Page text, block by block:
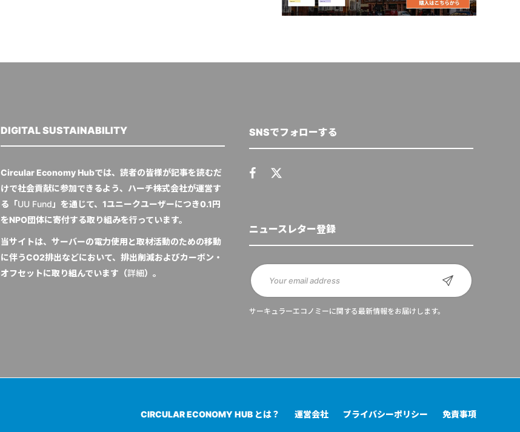
DIGITAL SUSTAINABILITY
Circular Economy Hubでは、読者の皆様が記事を読むだ
けで社会貢献に参加できるよう、ハーチ株式会社が運営す
る「UU Fund」を通じて、1ユニークユーザーにつき0.1円
をNPO団体に寄付する取り組みを行っています。
当サイトは、サーバーの電力使用と取材活動のための移動
に伴うCO2排出などにおいて、排出削減およびカーボン・
オフセットに取り組んでいます（詳細）。
SNSでフォローする
ニュースレター登録
サーキュラーエコノミーに関する最新情報をお届けします。
CIRCULAR ECONOMY HUB とは？ 運営会社 プライバシーポリシー 免責事項